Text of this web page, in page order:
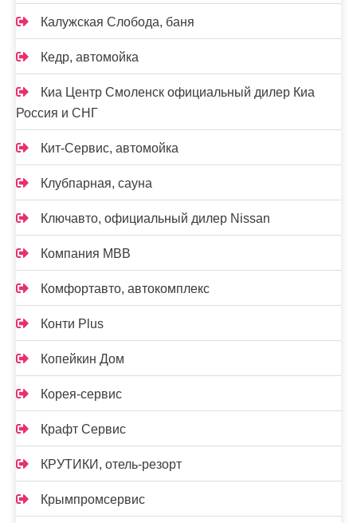
Калужская Слобода, баня
Кедр, автомойка
Киа Центр Смоленск официальный дилер Киа
Россия и СНГ
Кит-Сервис, автомойка
Клубпарная, сауна
Ключавто, официальный дилер Nissan
Компания МВВ
Комфортавто, автокомплекс
Конти Plus
Копейкин Дом
Корея-сервис
Крафт Сервис
КРУТИКИ, отель-резорт
Крымпромсервис